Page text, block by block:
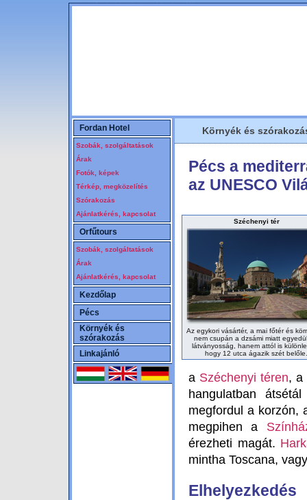
Fordan Hotel
Szobák, szolgáltatások
Árak
Fotók, képek
Térkép, megközelítés
Szórakozás
Ajánlatkérés, kapcsolat
Orfűtours
Szobák, szolgáltatások
Árak
Ajánlatkérés, kapcsolat
Kezdőlap
Pécs
Környék és
szórakozás
Linkajánló
Környék és
Pécs a
az UNESCO
Széchenyi tér
Az egykori vásártér, a mai főtér és
nem csupán a dzsámi miatt
látványosság, hanem attól is
hogy 12 utca ágazik szét belőle.
a Széchenyi téren, a
hangulatban
megfordul a korzón,
megpihen a
érezheti magát.
mintha Toscana,
Elhelyezkedés